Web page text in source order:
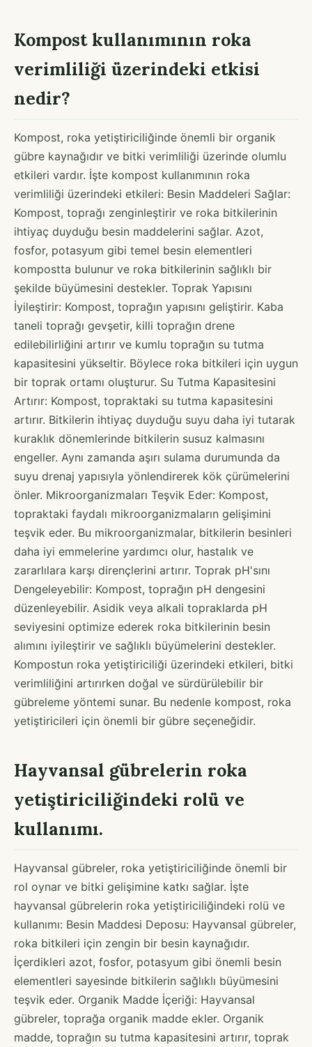
Kompost kullanımının roka
verimliliği üzerindeki etkisi
nedir?
Kompost, roka yetiştiriciliğinde önemli bir organik
gübre kaynağıdır ve bitki verimliliği üzerinde olumlu
etkileri vardır. İşte kompost kullanımının roka
verimliliği üzerindeki etkileri: Besin Maddeleri Sağlar:
Kompost, toprağı zenginleştirir ve roka bitkilerinin
ihtiyaç duyduğu besin maddelerini sağlar. Azot,
fosfor, potasyum gibi temel besin elementleri
kompostta bulunur ve roka bitkilerinin sağlıklı bir
şekilde büyümesini destekler. Toprak Yapısını
İyileştirir: Kompost, toprağın yapısını geliştirir. Kaba
taneli toprağı gevşetir, killi toprağın drene
edilebilirliğini artırır ve kumlu toprağın su tutma
kapasitesini yükseltir. Böylece roka bitkileri için uygun
bir toprak ortamı oluşturur. Su Tutma Kapasitesini
Artırır: Kompost, topraktaki su tutma kapasitesini
artırır. Bitkilerin ihtiyaç duyduğu suyu daha iyi tutarak
kuraklık dönemlerinde bitkilerin susuz kalmasını
engeller. Aynı zamanda aşırı sulama durumunda da
suyu drenaj yapısıyla yönlendirerek kök çürümelerini
önler. Mikroorganizmaları Teşvik Eder: Kompost,
topraktaki faydalı mikroorganizmaların gelişimini
teşvik eder. Bu mikroorganizmalar, bitkilerin besinleri
daha iyi emmelerine yardımcı olur, hastalık ve
zararlılara karşı dirençlerini artırır. Toprak pH'sını
Dengeleyebilir: Kompost, toprağın pH dengesini
düzenleyebilir. Asidik veya alkali topraklarda pH
seviyesini optimize ederek roka bitkilerinin besin
alımını iyileştirir ve sağlıklı büyümelerini destekler.
Kompostun roka yetiştiriciliği üzerindeki etkileri, bitki
verimliliğini artırırken doğal ve sürdürülebilir bir
gübreleme yöntemi sunar. Bu nedenle kompost, roka
yetiştiricileri için önemli bir gübre seçeneğidir.
Hayvansal gübrelerin roka
yetiştiriciliğindeki rolü ve
kullanımı.
Hayvansal gübreler, roka yetiştiriciliğinde önemli bir
rol oynar ve bitki gelişimine katkı sağlar. İşte
hayvansal gübrelerin roka yetiştiriciliğindeki rolü ve
kullanımı: Besin Maddesi Deposu: Hayvansal gübreler,
roka bitkileri için zengin bir besin kaynağıdır.
İçerdikleri azot, fosfor, potasyum gibi önemli besin
elementleri sayesinde bitkilerin sağlıklı büyümesini
teşvik eder. Organik Madde İçeriği: Hayvansal
gübreler, toprağa organik madde ekler. Organik
madde, toprağın su tutma kapasitesini artırır, toprak